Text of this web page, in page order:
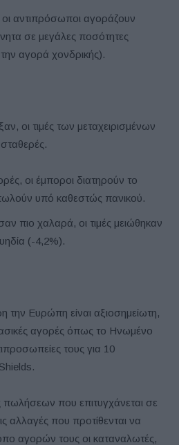
οι αντιπρόσωποι αγοράζουν
σε μεγάλες ποσότητες
αγορά χονδρικής).
οι τιμές των μεταχειρισμένων
οι έμποροι διατηρούν το
υπό καθεστώς πανικού.
πιο χαλαρά, οι τιμές μειώθηκαν
(-4,2%).
την Ευρώπη είναι αξιοσημείωτη,
αγορές όπως το Ηνωμένο
τους για 10
πωλήσεων που επιτυγχάνεται σε
αλλαγές που προτίθενται να
αγορών τους οι καταναλωτές,